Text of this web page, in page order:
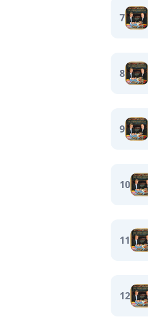
7
8
9
10
11
12